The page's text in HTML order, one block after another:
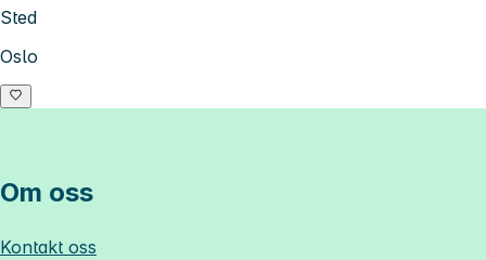
Sted
Oslo
Om oss
Kontakt oss